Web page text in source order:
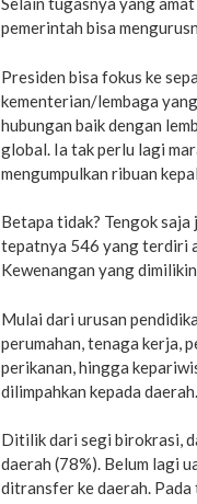
pemerintah bisa
Presiden bisa fokus ke
kementerian/lembaga
hubungan baik dengan
global. Ia tak perlu lagi
mengumpulkan ribuan
Betapa tidak? Tengok
tepatnya 546 yang terdiri
Kewenangan yang
Mulai dari urusan
perumahan, tenaga kerja,
perikanan, hingga
dilimpahkan kepada daerah.
Ditilik dari segi birokrasi,
daerah (78%). Belum lagi
ditransfer ke daerah.